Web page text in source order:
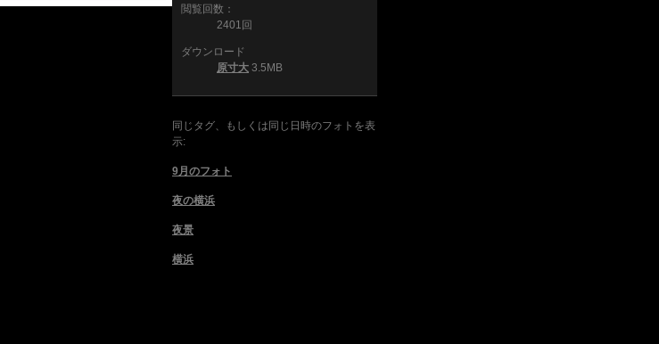
閲覧回数：
2401回
ダウンロード
原寸大 3.5MB
同じタグ、もしくは同じ日時のフォトを表
示:
9月のフォト
夜の横浜
夜景
横浜